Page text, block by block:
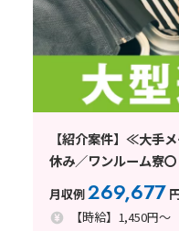
【紹介案件】≪大手
休み／ワンルーム寮〇
月収例269,677
【時給】1,450円～